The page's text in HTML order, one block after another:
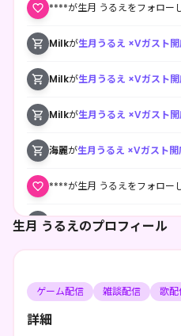
生月 うるえのプロフィール
ゲーム配信 雑談配信 歌配
詳細
****が生月 うるえをフォロー
Milkが生月うるえ ×Vガスト開
Milkが生月うるえ ×Vガスト開
Milkが生月うるえ ×Vガスト開
海麗が生月うるえ ×Vガスト開
****が生月 うるえをフォロー
兎ノ月 苺愛が生月うるえ ×V
兎ノ月 苺愛が生月うるえ
****が生月 うるえをフォローし